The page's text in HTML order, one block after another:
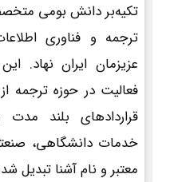
تکیه‌بر دانش بومی
ترجمه و فناوری
عزیزمان ایران نهاد.
فعالیت در حوزه
قراردادهای بلند
خدمات دانشگاهی،
معتبر و نام آشنا تبدیل